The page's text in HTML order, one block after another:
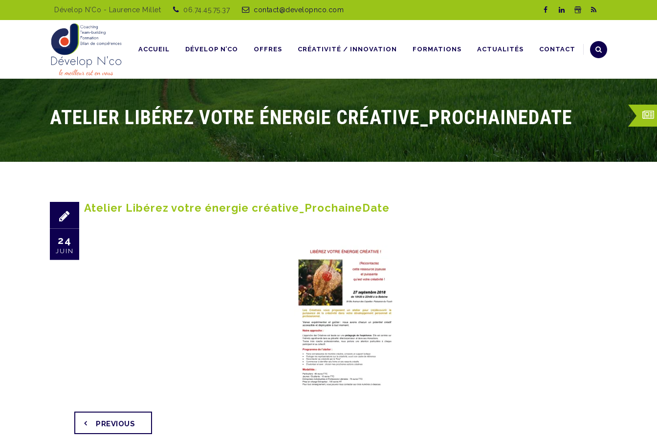
Dévelop N’Co - Laurence Millet 06.74.45.75.37 contact@developnco.com
content
ACCUEIL DÉVELOP N’CO OFFRES CRÉATIVITÉ / INNOVATION FORMATIONS ACTUALITÉS CONTACT
ATELIER LIBÉREZ VOTRE ÉNERGIE CRÉATIVE_PROCHAINEDATE
24
JUIN
Atelier Libérez votre énergie créative_ProchaineDate
PREVIOUS